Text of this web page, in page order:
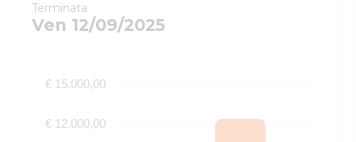
Terminata
Ven 12/09/2025
€ 15.000,00
€ 12.000,00